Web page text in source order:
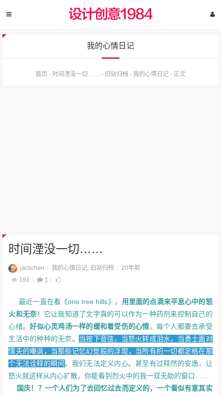
我的心情日记
首页 - 时间湮没一切…… - 旧站归档 - 我的心情日记 - 正文
时间湮没一切……
jackchen 我的心情日记, 旧站归档
20年前
191
1
最近一直在看《one tree hills》。 用里面的点滴来平息心中的怒
火和无奈！它让我知道了文字真的可以作为一种药剂来控制自己的
心绪。好似心灵鸡汤一样的缓和着受伤的心情。每个人都要去承受
生活中的种种的无奈。
当按下音弦，当怒火转成泪水，当勇士面对
懦夫的嘲讽，当那些记忆幻觉般的浮现，当所有的一切都定格在那
个无法诠释的瞬间。我们无法定义内心。甚至有过释然的安逸，让
怒火就这样从内心扩散，你能看到烈火中的我一双无助的窗口……
国庆！？一个人们为了去回忆过去而定义的，一个看似有意其实